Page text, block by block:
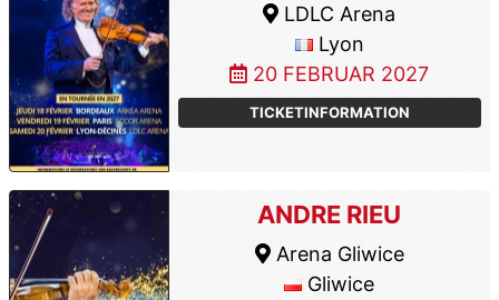
LDLC Arena
Lyon
20 FEBRUAR 2027
TICKETINFORMATION
ANDRE RIEU
Arena Gliwice
Gliwice